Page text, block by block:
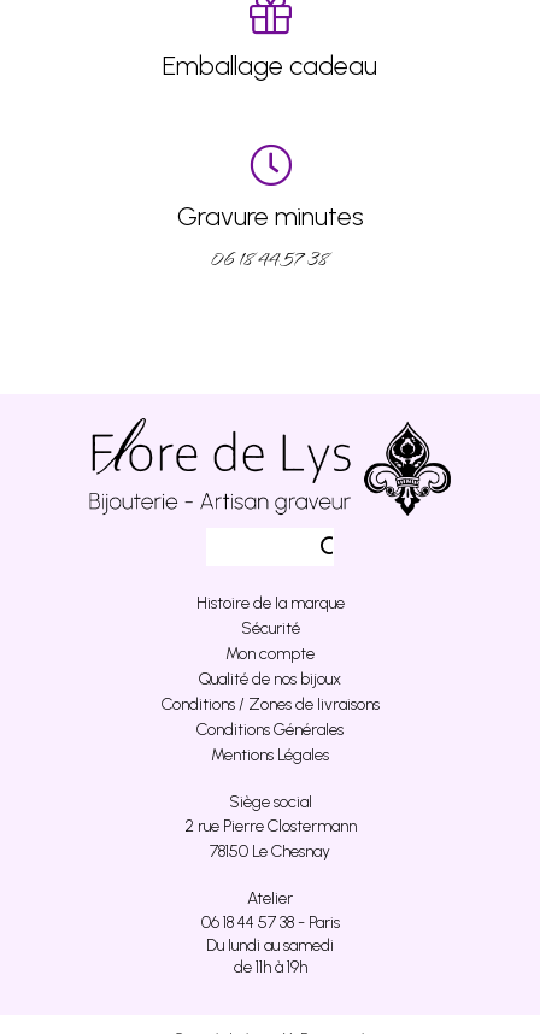
Emballage cadeau
Gravure minutes
06 18 44 57 38
Histoire de la marque
Sécurité
Mon compte
Qualité de nos bijoux
Conditions / Zones de livraisons
Conditions Générales
Mentions Légales
Siège social
2 rue Pierre Clostermann
78150 Le Chesnay
Atelier
06 18 44 57 38 - Paris
Du lundi au samedi
de 11h à 19h